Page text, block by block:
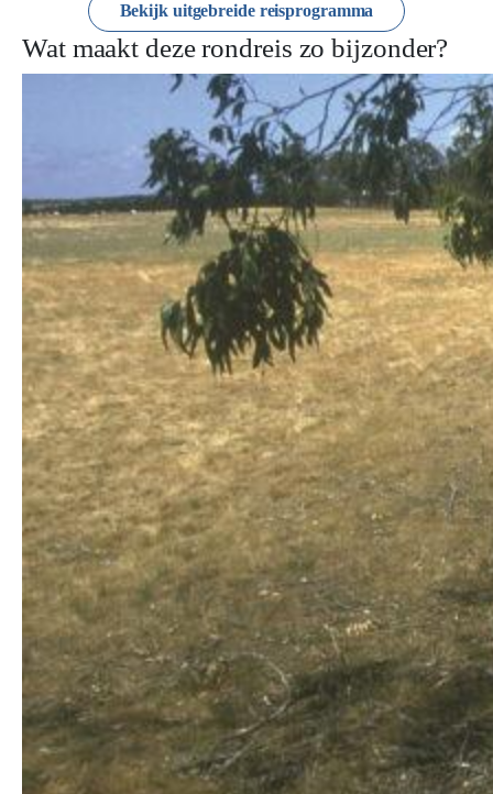
Bekijk uitgebreide reisprogramma
Wat maakt deze rondreis zo bijzonder?